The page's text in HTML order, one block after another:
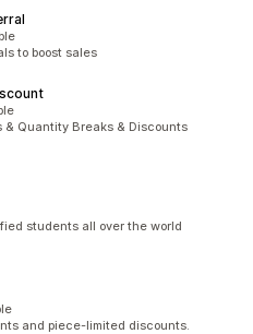
to boost sales
Quantity Breaks & Discounts
students all over the world
and piece-limited discounts.